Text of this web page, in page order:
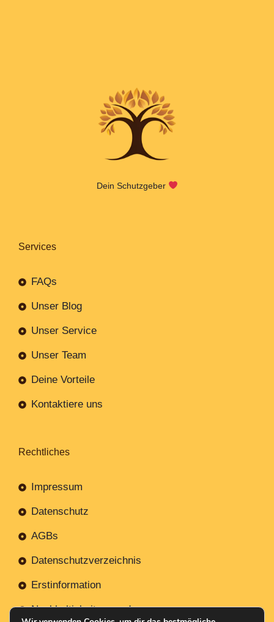
Dein Schutzgeber
Services
FAQs
Unser Blog
Unser Service
Unser Team
Deine Vorteile
Kontaktiere uns
Rechtliches
Impressum
Datenschutz
AGBs
Datenschutzverzeichnis
Erstinformation
Nachhaltigkeitsverordnung